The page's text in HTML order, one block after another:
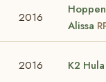
2016
Alissa
2016 K2